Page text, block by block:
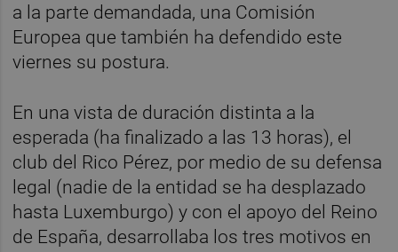
a la parte demandada, una Comisión
Europea que también ha defendido este
viernes su postura.
En una vista de duración distinta a la
esperada (ha finalizado a las 13 horas), el
club del Rico Pérez, por medio de su defensa
legal (nadie de la entidad se ha desplazado
hasta Luxemburgo) y con el apoyo del Reino
de España, desarrollaba los tres motivos en